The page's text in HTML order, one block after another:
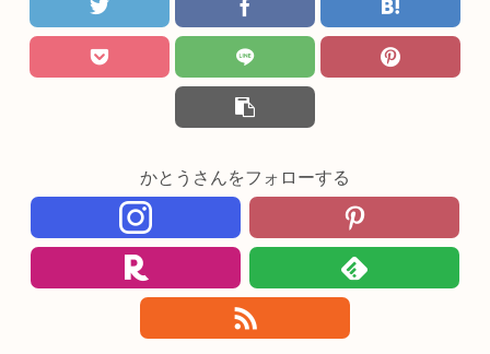
かとうさんをフォローする